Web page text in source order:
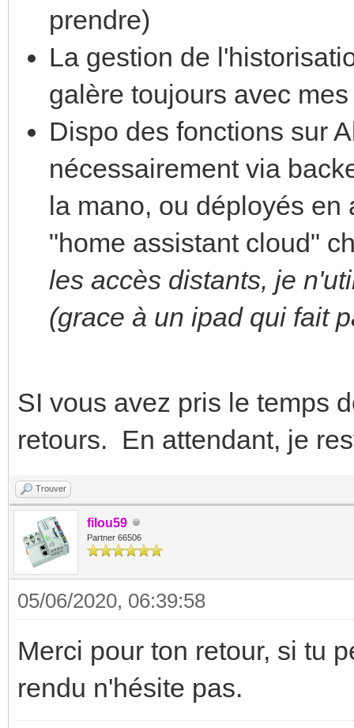
prendre)
La gestion de
galère toujours avec
Dispo des fonctions sur
nécessairement via
la mano, ou déployés
"home assistant cloud"
les accès distants, je
(grace à un ipad qui fait
SI vous avez pris le temps
retours. En attendant, je
Trouver
filou59
Partner 66506
05/06/2020, 06:39:58
Merci pour ton retour, si tu
rendu n'hésite pas.